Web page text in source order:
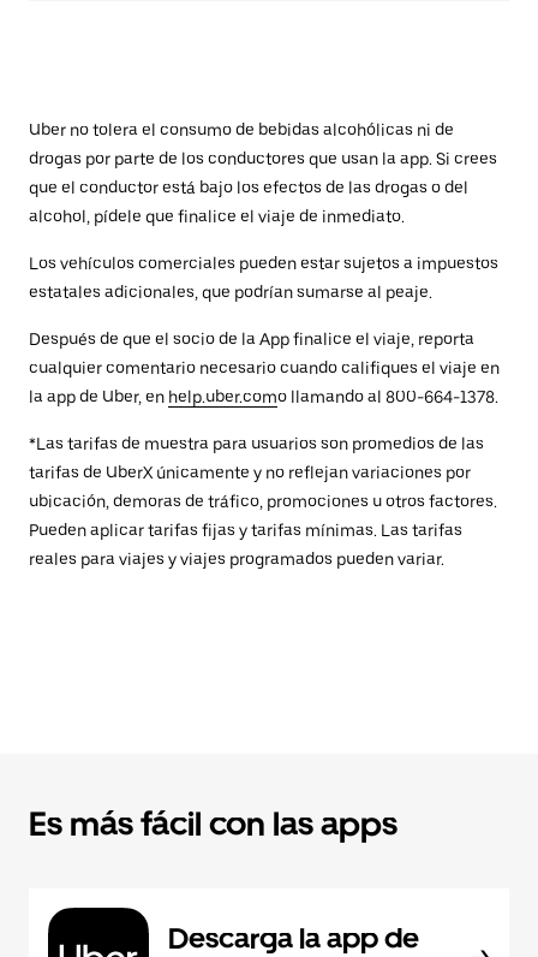
Uber no tolera el consumo de bebidas alcohólicas ni de
drogas por parte de los conductores que usan la app. Si crees
que el conductor está bajo los efectos de las drogas o del
alcohol, pídele que finalice el viaje de inmediato.
Los vehículos comerciales pueden estar sujetos a impuestos
estatales adicionales, que podrían sumarse al peaje.
Después de que el socio de la App finalice el viaje, reporta
cualquier comentario necesario cuando califiques el viaje en
la app de Uber, en help.uber.como llamando al 800-664-1378.
*Las tarifas de muestra para usuarios son promedios de las
tarifas de UberX únicamente y no reflejan variaciones por
ubicación, demoras de tráfico, promociones u otros factores.
Pueden aplicar tarifas fijas y tarifas mínimas. Las tarifas
reales para viajes y viajes programados pueden variar.
Es más fácil con las apps
Descarga la app de